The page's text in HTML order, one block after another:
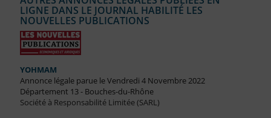
LIGNE DANS LE JOURNAL HABILITÉ LES
NOUVELLES PUBLICATIONS
YOHMAM
Annonce légale parue le Vendredi 4 Novembre 2022
Département 13 - Bouches-du-Rhône
Société à Responsabilité Limitée (SARL)